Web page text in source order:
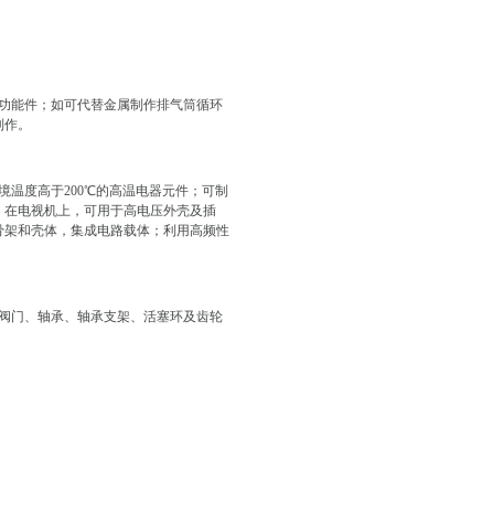
能件；如可代替金属制作排气筒循环
。
温度高于200℃的高温电器元件；可制
电视机上，可用于高电压外壳及插
和壳体，集成电路载体；利用高频性
门、轴承、轴承支架、活塞环及齿轮